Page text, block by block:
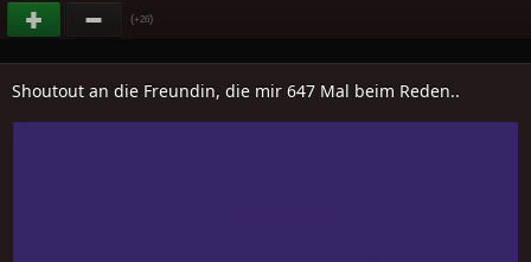
(+26)
Shoutout an die Freundin, die mir 647 Mal beim Reden..